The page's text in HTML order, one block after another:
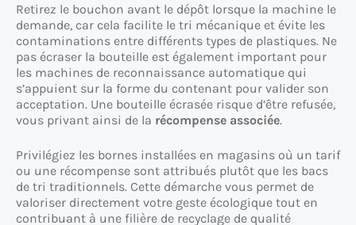
Retirez le bouchon avant le dépôt lorsque la machine le
demande, car cela facilite le tri mécanique et évite les
contaminations entre différents types de plastiques. Ne
pas écraser la bouteille est également important pour
les machines de reconnaissance automatique qui
s’appuient sur la forme du contenant pour valider son
acceptation. Une bouteille écrasée risque d’être refusée,
vous privant ainsi de la récompense associée.
Privilégiez les bornes installées en magasins où un tarif
ou une récompense sont attribués plutôt que les bacs
de tri traditionnels. Cette démarche vous permet de
valoriser directement votre geste écologique tout en
contribuant à une filière de recyclage de qualité